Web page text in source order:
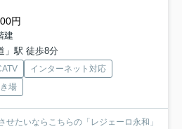
円
建
」駅 徒歩8分
インターネット対応
場
せたいならこちらの「レジェーロ永和」